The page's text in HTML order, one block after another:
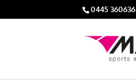
0445 360636